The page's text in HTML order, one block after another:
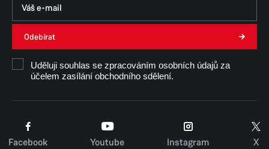
Odebírat
Uděluji souhlas se zpracováním osobních údajů za
účelem zasílání obchodního sdělení.
Facebook Youtube Instagram X